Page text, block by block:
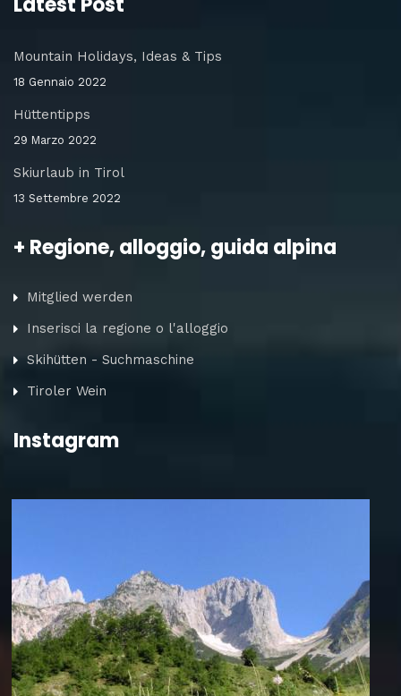
Mountain Holidays, Ideas & Tips
18 Gennaio 2022
Hüttentipps
29 Marzo 2022
Skiurlaub in Tirol
13 Settembre 2022
+ Regione, alloggio, guida alpina
Mitglied werden
Inserisci la regione o l'alloggio
Skihütten - Suchmaschine
Tiroler Wein
Instagram